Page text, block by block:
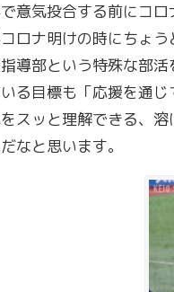
で意気投合する前にコ
ロナ明けの時にちょう
導部という特殊な部
る目標も「応援を通
スッと理解できる、
なと思います。